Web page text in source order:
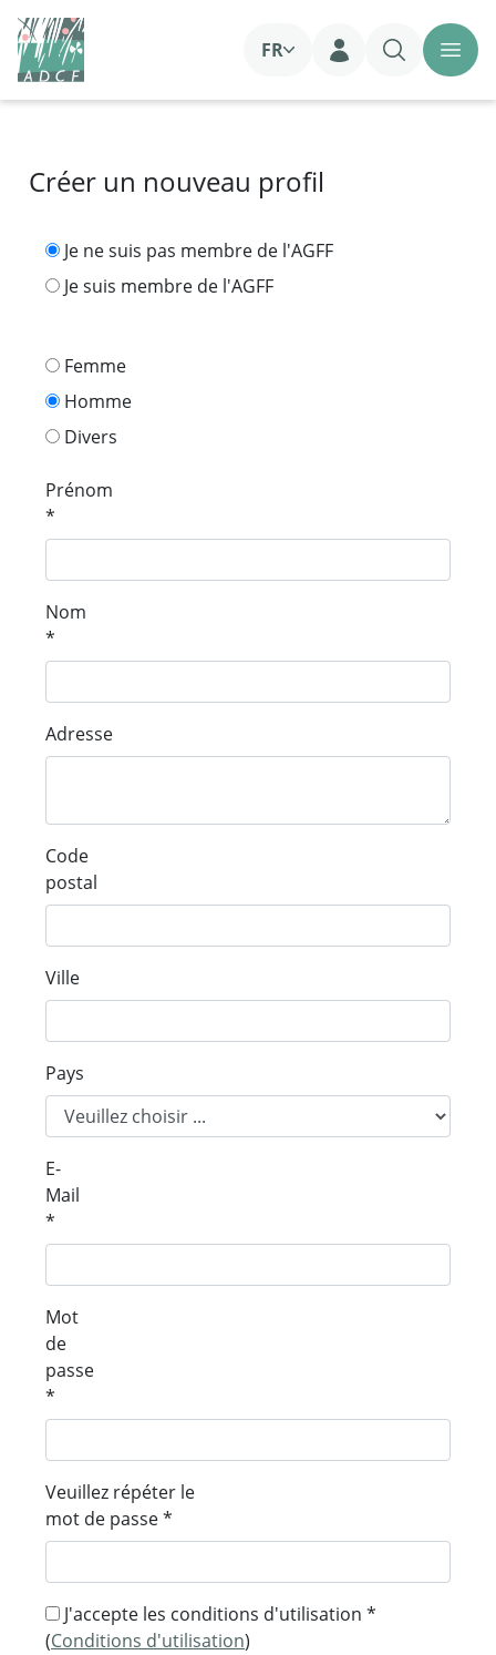
FR
Login
Créer un nouveau profil
Je ne suis pas membre de l'AGFF
Je suis membre de l'AGFF
Femme
Homme
Divers
Prénom
*
Nom
*
Adresse
Code
postal
Ville
Pays
E-
Mail
*
Mot
de
passe
*
Veuillez répéter le
mot de passe*
J'accepte les conditions d'utilisation *
(Conditions d'utilisation)